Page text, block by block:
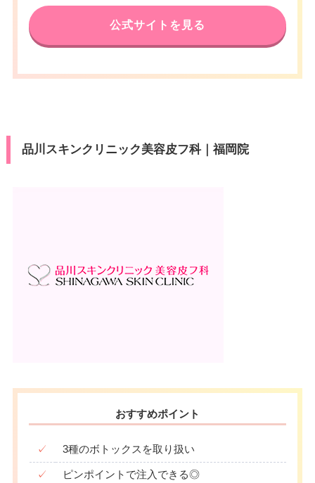
公式サイトを見る
品川スキンクリニック美容皮フ科｜福岡院
おすすめポイント
✓ 3種のボトックスを取り扱い
✓ ピンポイントで注入できる◎